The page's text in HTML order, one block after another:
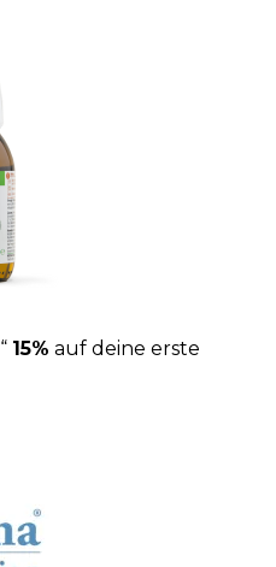
“ 15% auf deine erste